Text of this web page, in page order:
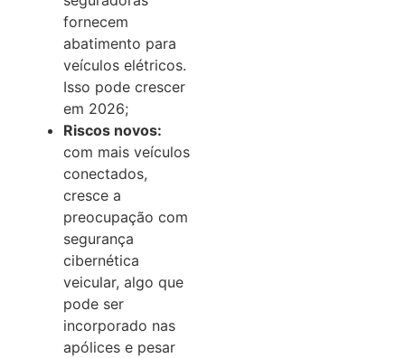
fornecem
abatimento para
veículos elétricos.
Isso pode crescer
em 2026;
Riscos novos:
com mais veículos
conectados,
cresce a
preocupação com
segurança
cibernética
veicular, algo que
pode ser
incorporado nas
apólices e pesar